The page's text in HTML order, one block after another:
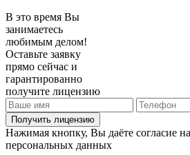
В это время Вы
занимаетесь
любимым делом!
Оставьте заявку
прямо сейчас и
гарантированно
получите лицензию
Получить лицензию
Нажимая кнопку, Вы даёте согласие
персональных данных